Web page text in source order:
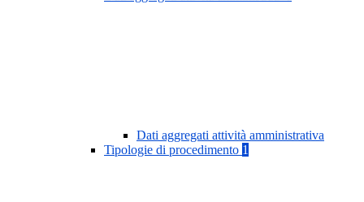
Dati aggregati attività amministrativa
Tipologie di procedimento 1